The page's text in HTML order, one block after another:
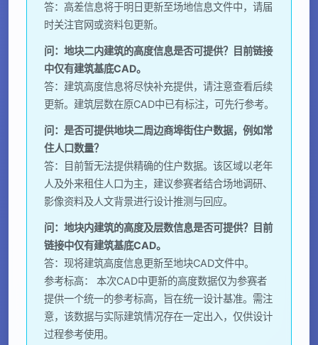
答：高差信息将于明日更新至场地信息文件中，请届
时关注官网或资料包更新。
问：地块二内建筑的高度信息是否可提供？目前链接
中仅有建筑基底CAD。
答：建筑高度信息将尽快补充提供，请注意查看后续
更新。建筑层数在原CAD中已有标注，可先行参考。
问：是否可提供地块二周边商埠街住户数据，例如常
住人口数量？
答：目前暂无法提供精确的住户数据。该区域以老年
人及外来租住人口为主，建议参赛者结合场地调研、
影像资料及人文背景进行设计推测与回应。
问：地块内建筑的高度及层数信息是否可提供？目前
链接中仅有建筑基底CAD。
答：现将建筑高度信息更新至地块CAD文件中。
参考标高： 本次CAD中更新的高度数据仅为参赛者
提供一个统一的参考标高，旨在统一设计基准。需注
意，该数据与实际建筑情况存在一定出入，仅供设计
过程参考使用。